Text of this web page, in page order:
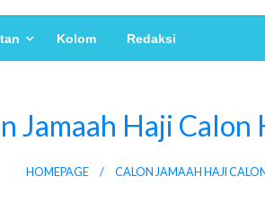
Kolom Redaksi
Jamaah Haji
HOMEPAGE CALON JAMAAH HAJI